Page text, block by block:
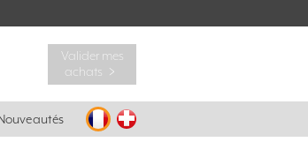
Valider mes
achats ﹥